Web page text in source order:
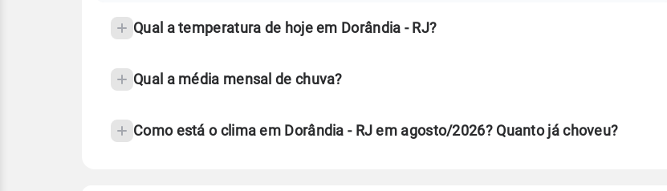
temperatura
Qual a temperatura de hoje em Dorândia - RJ?
Qual a média mensal de chuva?
Como está o clima em Dorândia - RJ em agosto/2026? Quanto já choveu?